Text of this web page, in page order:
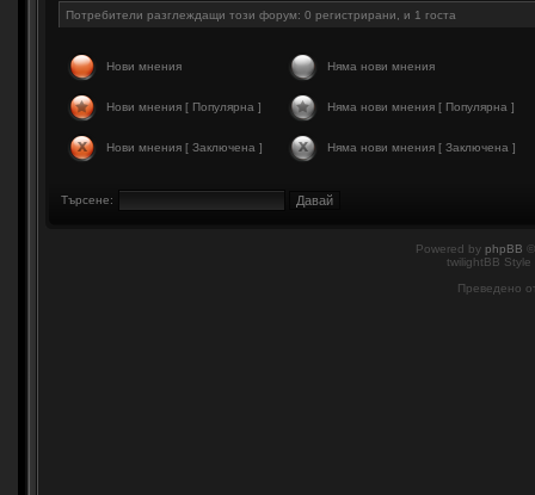
Потребители разглеждащи този форум: 0 регистрирани, и 1 госта
Нови мнения Няма нови мнения
Нови мнения [ Популярна ] Няма нови мнения [ Популярна ]
Нови мнения [ Заключена ] Няма нови мнения [ Заключена ]
Търсене:
Powered by phpBB
twilightBB
Преведено